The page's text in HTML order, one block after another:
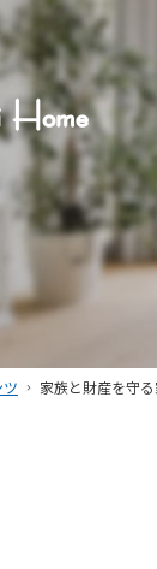
家族と財産を守る